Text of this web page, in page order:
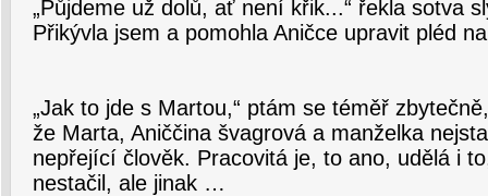
„Půjdeme už dolů, ať není křik...“ řekla sotva
Přikývla jsem a pomohla Aničce upravit pléd
„Jak to jde s Martou,“ ptám se téměř
že Marta, Aniččina švagrová a manželka
nepřející člověk. Pracovitá je, to ano, udělá i
nestačil, ale jinak …